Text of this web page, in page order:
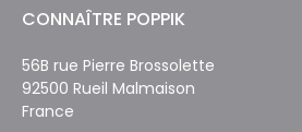
CONNAÎTRE POPPIK
56B rue Pierre Brossolette
92500 Rueil Malmaison
France